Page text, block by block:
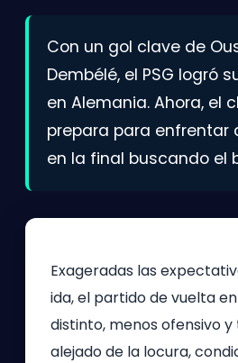
Con un gol clave de
Dembélé, el PSG logró
en Alemania. Ahora, el
prepara para enfrentar
en la final buscando el
Exageradas las
ida, el partido de vuelta
distinto, menos ofensivo
alejado de la locura,